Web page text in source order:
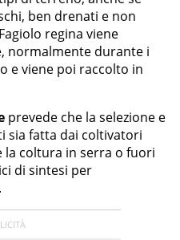
ben drenati e non
regina viene
normalmente durante i
e viene poi raccolto in
prevede che la selezione e
sia fatta dai coltivatori
la coltura in serra o fuori
di sintesi per